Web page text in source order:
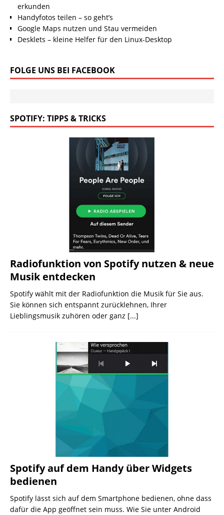
erkunden
Handyfotos teilen – so geht’s
Google Maps nutzen und Stau vermeiden
Desklets – kleine Helfer für den Linux-Desktop
FOLGE UNS BEI FACEBOOK
SPOTIFY: TIPPS & TRICKS
Radiofunktion von Spotify nutzen & neue
Musik entdecken
Spotify wählt mit der Radiofunktion die Musik für Sie aus.
Sie können sich entspannt zurücklehnen, Ihrer
Lieblingsmusik zuhören oder ganz [...]
Spotify auf dem Handy über Widgets
bedienen
Spotify lässt sich auf dem Smartphone bedienen, ohne dass
dafür die App geöffnet sein muss. Wie Sie unter Android